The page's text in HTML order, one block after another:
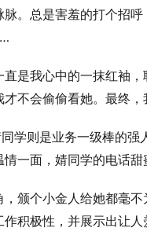
。总是害羞的打个招
是我心中的一抹红袖
不会偷偷看她。最终
学则是业务一级棒的
一面，婧同学的电话甜
颁个小金人给她都毫
积极性，并展示出让